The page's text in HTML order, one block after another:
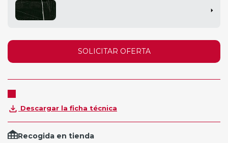
SOLICITAR OFERTA
Descargar la ficha técnica
Recogida en tienda